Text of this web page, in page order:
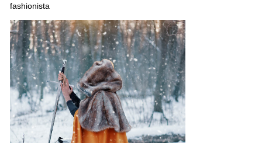
fashionista